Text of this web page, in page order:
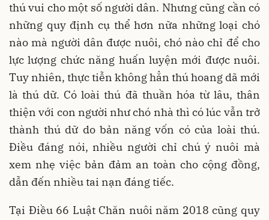
thú vui cho một số người dân. Nhưng cũng cần có
những quy định cụ thể hơn nữa những loại chó
nào mà người dân được nuôi, chó nào chỉ để cho
lực lượng chức năng huấn luyện mới được nuôi.
Tuy nhiên, thực tiễn không hẳn thú hoang dã mới
là thú dữ. Có loài thú đã thuần hóa từ lâu, thân
thiện với con người như chó nhà thì có lúc vẫn trở
thành thú dữ do bản năng vốn có của loài thú.
Điều đáng nói, nhiều người chỉ chú ý nuôi mà
xem nhẹ việc bản đảm an toàn cho cộng đồng,
dẫn đến nhiều tai nạn đáng tiếc.
Tại Điều 66 Luật Chăn nuôi năm 2018 cũng quy